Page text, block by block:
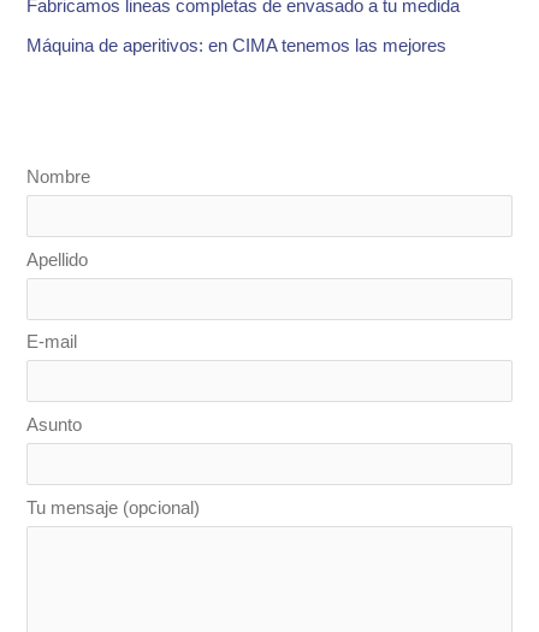
Fabricamos lineas completas de envasado a tu medida
Máquina de aperitivos: en CIMA tenemos las mejores
Nombre
Apellido
E-mail
Asunto
Tu mensaje (opcional)